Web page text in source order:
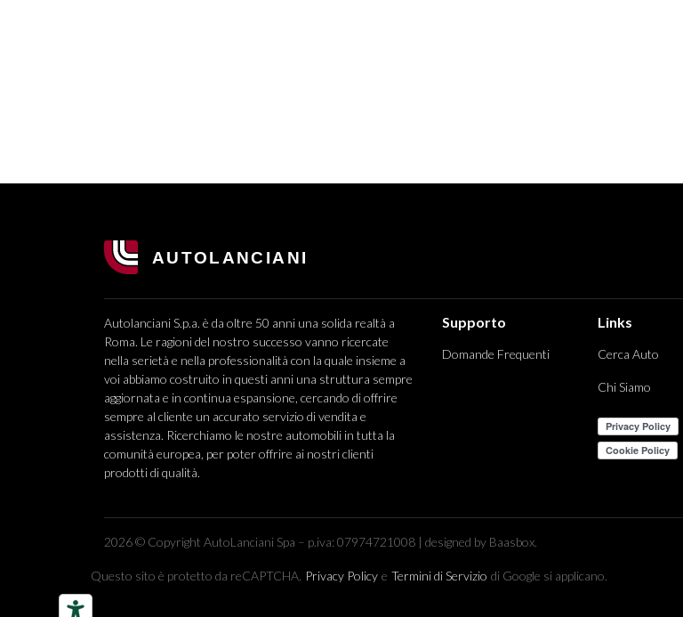
Autolanciani S.p.a. è da oltre 50 anni una solida realtà a
Roma. Le ragioni del nostro successo vanno ricercate
nella serietà e nella professionalità con la quale insieme a
voi abbiamo costruito in questi anni una struttura sempre
aggiornata e in continua espansione, cercando di offrire
sempre al cliente un accurato servizio di vendita e
assistenza. Ricerchiamo le nostre automobili in tutta la
comunità europea, per poter offrire ai nostri clienti
prodotti di qualità.
Supporto
Domande Frequenti
Links
Cerca Auto
Chi Siamo
2026 © Copyright AutoLanciani Spa – p.iva: 07974721008 | designed by Baasbox.
Questo sito è protetto da reCAPTCHA. Privacy Policy e Termini di Servizio di Google si applicano.